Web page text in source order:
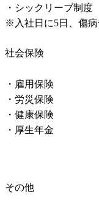
・シックリーブ制度
※入社日に5日、傷病
社会保険
・雇用保険
・労災保険
・健康保険
・厚生年金
その他